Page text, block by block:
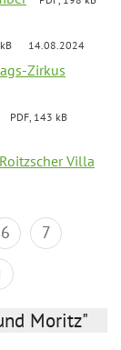
14.08.2024
Zirkus
PDF, 143 kB
Villa
6
7
Moritz"